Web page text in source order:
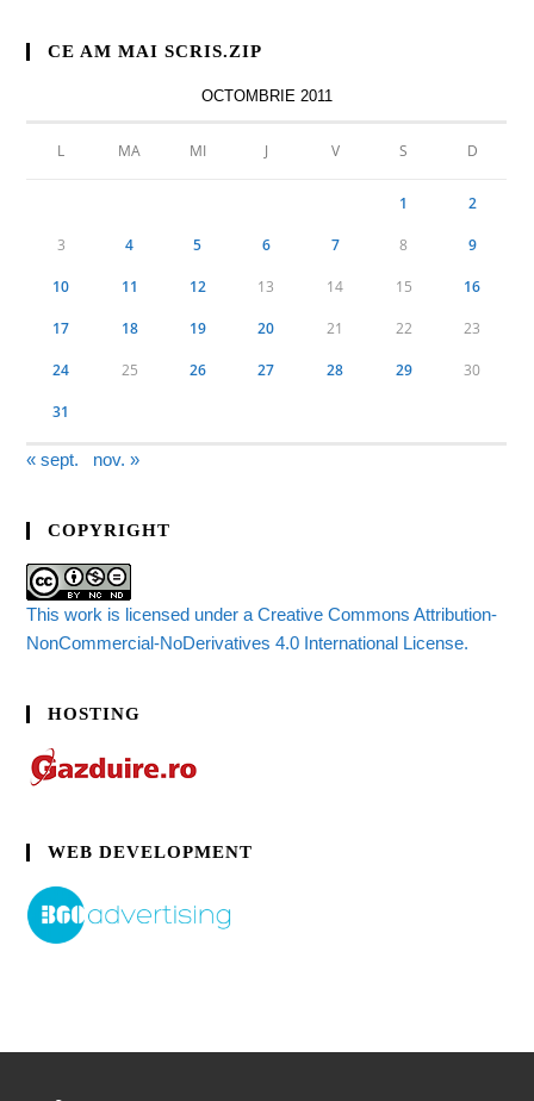
CE AM MAI SCRIS.ZIP
OCTOMBRIE 2011
L MA MI J V S D
1 2
3 4 5 6 7 8 9
10 11 12 13 14 15 16
17 18 19 20 21 22 23
24 25 26 27 28 29 30
31
« sept. nov. »
COPYRIGHT
This work is licensed under a Creative Commons Attribution-
NonCommercial-NoDerivatives 4.0 International License.
HOSTING
WEB DEVELOPMENT